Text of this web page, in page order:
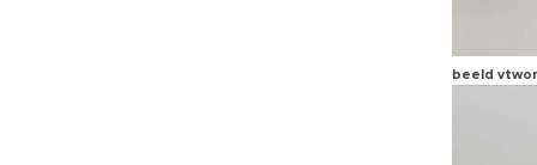
beeld